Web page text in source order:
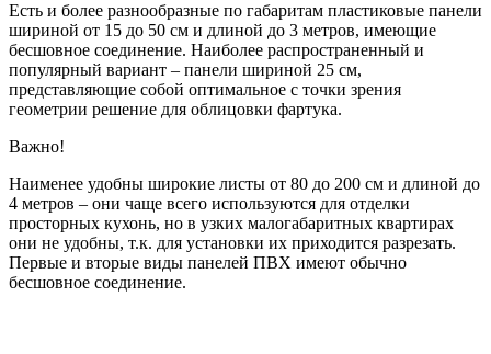
Есть и более разнообразные по габаритам пластиковые панели
шириной от 15 до 50 см и длиной до 3 метров, имеющие
бесшовное соединение. Наиболее распространенный и
популярный вариант – панели шириной 25 см,
представляющие собой оптимальное с точки зрения
геометрии решение для облицовки фартука.
Важно!
Наименее удобны широкие листы от 80 до 200 см и длиной до
4 метров – они чаще всего используются для отделки
просторных кухонь, но в узких малогабаритных квартирах
они не удобны, т.к. для установки их приходится разрезать.
Первые и вторые виды панелей ПВХ имеют обычно
бесшовное соединение.